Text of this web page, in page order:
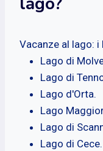
Vacanze al lago:
Lago di
Lago di
Lago d'Orta.
Lago
Lago di
Lago di Cece.